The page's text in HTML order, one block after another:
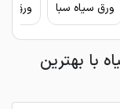
ورق سیاه سبا ورق
با بهترین